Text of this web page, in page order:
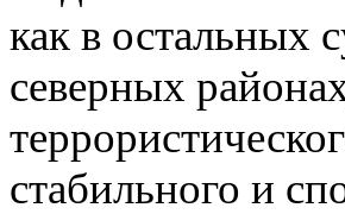
как в остальных
северных
стабильного и